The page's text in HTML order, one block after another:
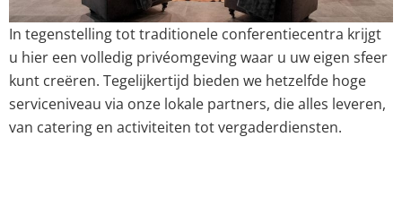
In tegenstelling tot traditionele conferentiecentra krijgt
u hier een volledig privéomgeving waar u uw eigen sfeer
kunt creëren. Tegelijkertijd bieden we hetzelfde hoge
serviceniveau via onze lokale partners, die alles leveren,
van catering en activiteiten tot vergaderdiensten.